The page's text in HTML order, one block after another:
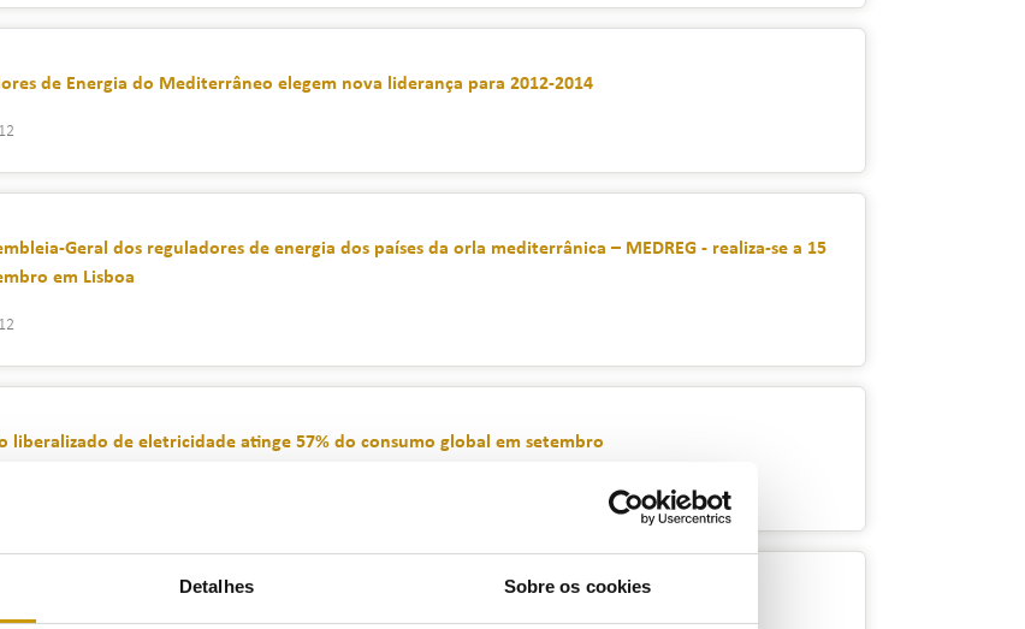
Detalhes Sobre os cookies
de Energia do Mediterrâneo elegem nova liderança para 2012-2014
Geral dos reguladores de energia dos países da orla mediterrânica – MEDREG - realiza-se a 15
em Lisboa
liberalizado de eletricidade atinge 57% do consumo global em setembro